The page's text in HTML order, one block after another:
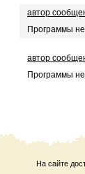
автор
Программы
автор
Программы
На сайте